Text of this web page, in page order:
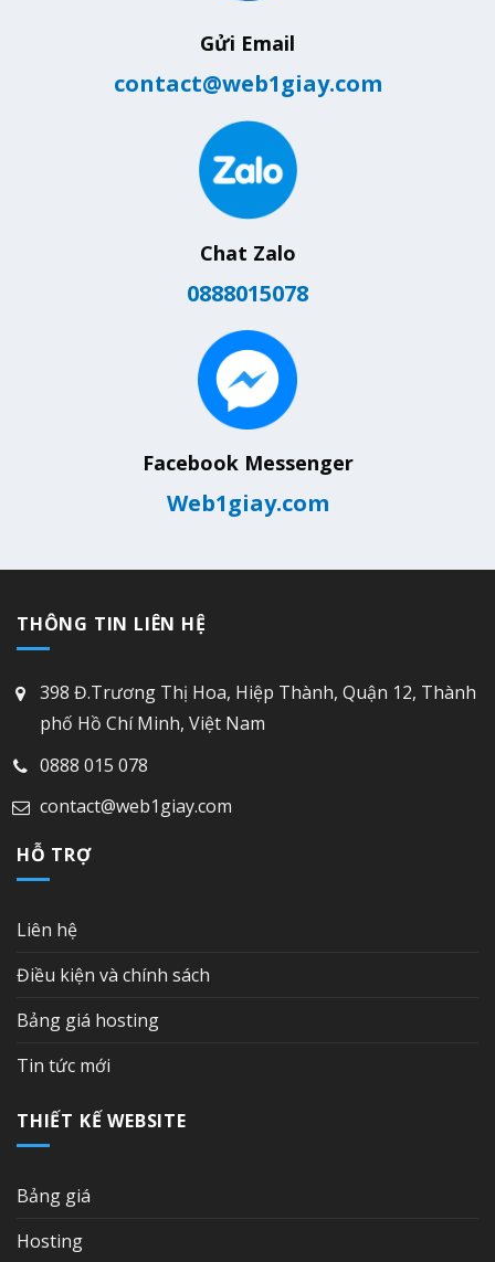
Gửi Email
contact@web1giay.com
Chat Zalo
0888015078
Facebook Messenger
Web1giay.com
THÔNG TIN LIÊN HỆ
398 Đ.Trương Thị Hoa, Hiệp Thành, Quận 12, Thành
phố Hồ Chí Minh, Việt Nam
0888 015 078
contact@web1giay.com
HỖ TRỢ
Liên hệ
Điều kiện và chính sách
Bảng giá hosting
Tin tức mới
THIẾT KẾ WEBSITE
Bảng giá
Hosting